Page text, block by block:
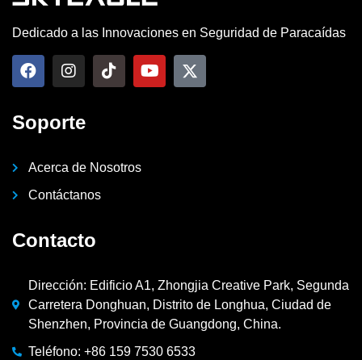
Dedicado a las Innovaciones en Seguridad de Paracaídas
Soporte
Acerca de Nosotros
Contáctanos
Contacto
Dirección: Edificio A1, Zhongjia Creative Park, Segunda
Carretera Donghuan, Distrito de Longhua, Ciudad de
Shenzhen, Provincia de Guangdong, China.
Teléfono: +86 159 7530 6533